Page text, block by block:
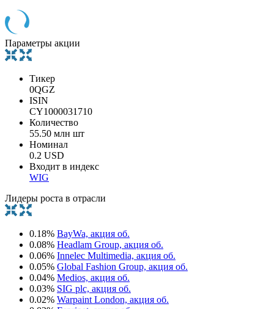
Параметры акции
Тикер
0QGZ
ISIN
CY1000031710
Количество
55.50 млн шт
Номинал
0.2 USD
Входит в индекс
WIG
Лидеры роста в отрасли
0.18% BayWa, акция об.
0.08% Headlam Group, акция об.
0.06% Innelec Multimedia, акция об.
0.05% Global Fashion Group, акция об.
0.04% Medios, акция об.
0.03% SIG plc, акция об.
0.02% Warpaint London, акция об.